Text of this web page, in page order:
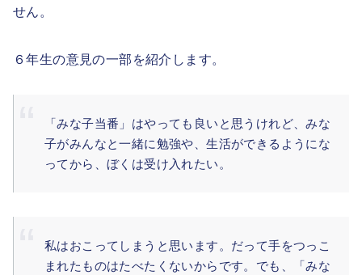
せん。
６年生の意見の一部を紹介します。
「みな子当番」はやっても良いと思うけれど、みな
子がみんなと一緒に勉強や、生活ができるようにな
ってから、ぼくは受け入れたい。
私はおこってしまうと思います。だって手をつっこ
まれたものはたべたくないからです。でも、「みな